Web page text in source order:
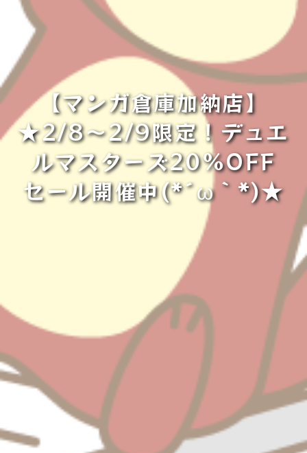
【マンガ倉庫加納店】
★2/8～2/9限定！デュエ
ルマスターズ20%OFF
セール開催中(*´ω｀*)★